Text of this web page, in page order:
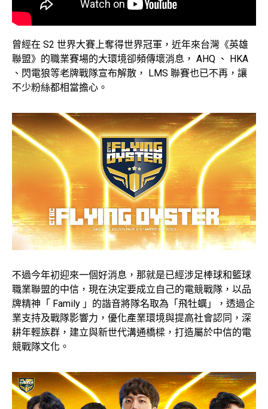
曾經在 S2 世界大賽上奪得世界冠軍，近年來台灣《英雄
聯盟》的職業賽場的大環境卻頻傳壞消息， AHQ 、 HKA
、閃電狼等老牌戰隊宣布解散， LMS 聯賽也已不再，讓
不少粉絲都相當擔心。
不過今年初迎來一個好消息，那就是已經涉足棒球和籃球
職業聯盟的中信，現在決定要成立自己的電競戰隊，以品
牌精神「 Family 」的諧音將隊名取為「飛牡蠣」，透過企
業支持及戰隊影響力，優化產業環境與提高社會認同，深
耕年輕族群，建立與新世代溝通橋樑，打造屬於中信的電
競戰隊文化。